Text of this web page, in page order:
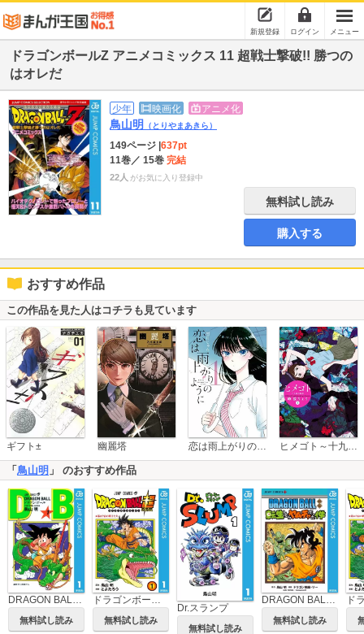
新規登録 ログイン メニュー
ドラゴンボールZ アニメコミックス 11 超戦士撃破!! 勝つの
はオレだ
少年 映画化 アニメ化
鳥山明 （とりやまあきら）
149ページ 637pt
11巻／ 15巻 完結
22人 がお気に入り登録中
無料試し読み
購入する
おすすめ作品
この作品を見た人はコチラも見ています
ギフト± 幽麗塔 恋は雨上がりのように ヒメゴト～十九歳の制服～
「 鳥山明 」 のおすすめ作品
DRAGON BALL モノクロ版
無料試し読み 無料試し読み
Dr.スランプ
無料試し読み
無料試し読み